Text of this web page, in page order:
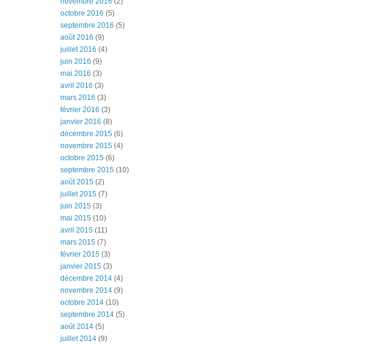
octobre 2016 (5)
septembre 2016 (5)
août 2016 (9)
juillet 2016 (4)
juin 2016 (9)
mai 2016 (3)
avril 2016 (3)
mars 2016 (3)
février 2016 (3)
janvier 2016 (8)
décembre 2015 (6)
novembre 2015 (4)
octobre 2015 (6)
septembre 2015 (10)
août 2015 (2)
juillet 2015 (7)
juin 2015 (3)
mai 2015 (10)
avril 2015 (11)
mars 2015 (7)
février 2015 (3)
janvier 2015 (3)
décembre 2014 (4)
novembre 2014 (9)
octobre 2014 (10)
septembre 2014 (5)
août 2014 (5)
juillet 2014 (9)